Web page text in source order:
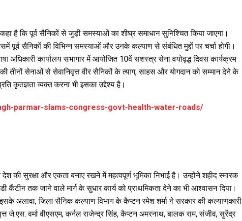
है कि पूर्व सैनिकों से जुड़ी समस्याओं का शीघ्र समाधान सुनिश्चित किया जाएगा।
सैनिकों की विभिन्न समस्याओं और उनके कल्याण से संबंधित मुद्दों पर चर्चा होगी।
अधिकारी कार्यालय सभागार में आयोजित 10वें सशस्त्र सेना वयोवृद्ध दिवस कार्यक्रम
तीनों सेनाओं से सेवानिवृत्त वीर सैनिकों के त्याग, साहस और योगदान को सम्मान देने के
कृतज्ञता व्यक्त करना भी इसका उद्देश्य है।
parmar-slams-congress-govt-health-water-roads/
की सुरक्षा और एकता बनाए रखने में महत्वपूर्ण भूमिका निभाई है। उन्होंने शहीद स्मारक
तक जाने वाले मार्ग के सुधार कार्य को प्राथमिकता देने का भी आश्वासन दिया।
इसके अलावा, जिला सैनिक कल्याण विभाग के कैप्टन रमेश शर्मा ने सरकार की कल्याणकारी
जे.एस. वर्मा वीएसएम, कर्नल राजेन्द्र सिंह, कैप्टन अमरनाथ, बालक राम, संजीव, सुरेंद्र